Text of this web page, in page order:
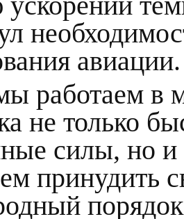
авиации.
работаем в
не только
силы, но и
принудить